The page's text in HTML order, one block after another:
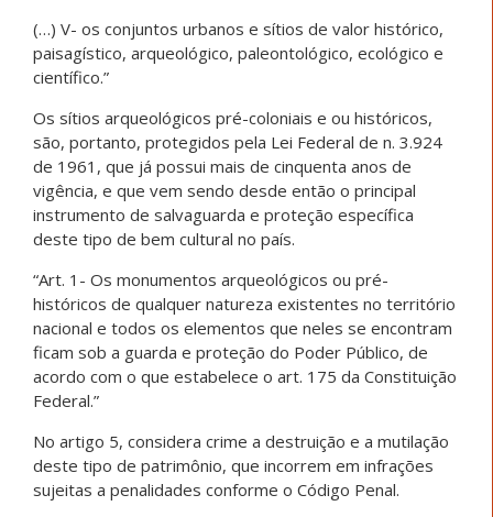
(…) V- os conjuntos urbanos e sítios de valor histórico,
paisagístico, arqueológico, paleontológico, ecológico e
científico.”
Os sítios arqueológicos pré-coloniais e ou históricos,
são, portanto, protegidos pela Lei Federal de n. 3.924
de 1961, que já possui mais de cinquenta anos de
vigência, e que vem sendo desde então o principal
instrumento de salvaguarda e proteção específica
deste tipo de bem cultural no país.
“Art. 1- Os monumentos arqueológicos ou pré-
históricos de qualquer natureza existentes no território
nacional e todos os elementos que neles se encontram
ficam sob a guarda e proteção do Poder Público, de
acordo com o que estabelece o art. 175 da Constituição
Federal.”
No artigo 5, considera crime a destruição e a mutilação
deste tipo de patrimônio, que incorrem em infrações
sujeitas a penalidades conforme o Código Penal.